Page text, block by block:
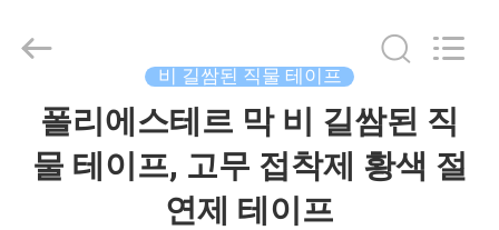
2026
Changshu
Industry
비 길쌈된 직물 테이프
폴리에스테르 막 비 길쌈된 직
물 테이프, 고무 접착제 황색 절
연제 테이프